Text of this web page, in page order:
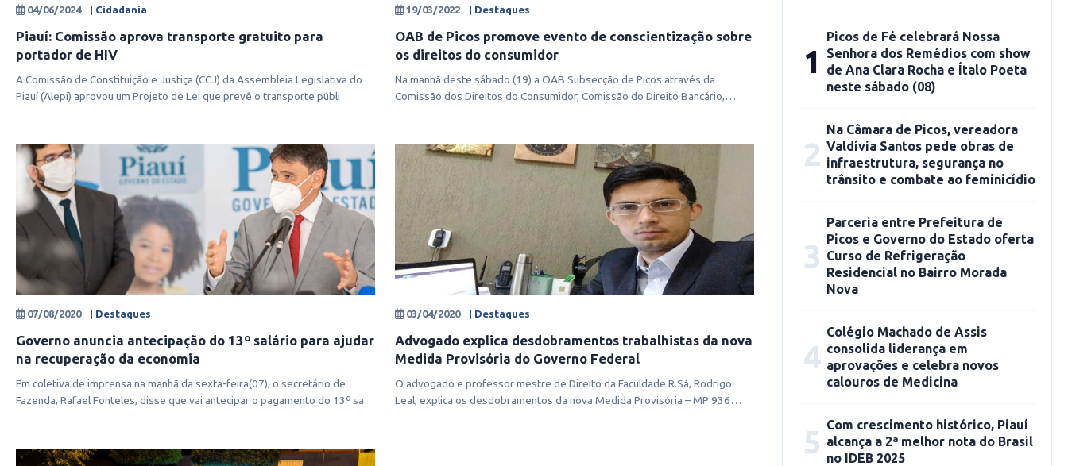
04/06/2024 | Cidadania
Piauí: Comissão aprova transporte gratuito para
portador de HIV
A Comissão de Constituição e Justiça (CCJ) da Assembleia Legislativa do
Piauí (Alepi) aprovou um Projeto de Lei que prevê o transporte públi
19/03/2022 | Destaques
OAB de Picos promove evento de conscientização sobre
os direitos do consumidor
Na manhã deste sábado (19) a OAB Subsecção de Picos através da
Comissão dos Direitos do Consumidor, Comissão do Direito Bancário,
07/08/2020 | Destaques
Governo anuncia antecipação do 13º salário para ajudar
na recuperação da economia
Em coletiva de imprensa na manhã da sexta-feira(07), o secretário de
Fazenda, Rafael Fonteles, disse que vai antecipar o pagamento do 13º sa
03/04/2020 | Destaques
Advogado explica desdobramentos trabalhistas da nova
Medida Provisória do Governo Federal
O advogado e professor mestre de Direito da Faculdade R.Sá, Rodrigo
Leal, explica os desdobramentos da nova Medida Provisória – MP 936
1
Picos de Fé celebrará Nossa
Senhora dos Remédios com show
de Ana Clara Rocha e Ítalo Poeta
neste sábado (08)
2
Na Câmara de Picos, vereadora
Valdívia Santos pede obras de
infraestrutura, segurança no
trânsito e combate ao feminicídio
3
Parceria entre Prefeitura de
Picos e Governo do Estado oferta
Curso de Refrigeração
Residencial no Bairro Morada
Nova
4
Colégio Machado de Assis
consolida liderança em
aprovações e celebra novos
calouros de Medicina
5 Com crescimento histórico, Piauí
alcança a 2ª melhor nota do Brasil
no IDEB 2025